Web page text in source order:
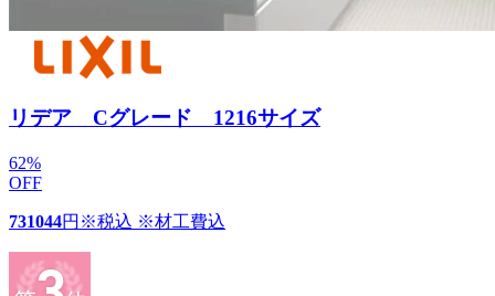
リデア Cグレード 1216サイズ
62%
OFF
731044円 ※税込 ※材工費込